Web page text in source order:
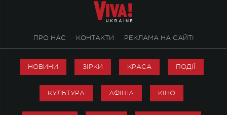
ПРО НАС КОНТАКТИ РЕКЛАМА НА САЙТІ
НОВИНИ ЗІРКИ КРАСА ПОДІЇ
КУЛЬТУРА АФІША КІНО